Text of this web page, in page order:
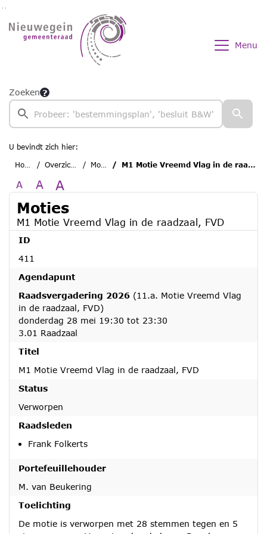
Ga naar de inhoud van deze pagina
Menu
Zoeken
U bevindt zich hier:
Home
Overzichten Moties M1 Motie Vreemd Vlag in de raadzaal, FVD
A A A
Moties
M1 Motie Vreemd Vlag in de raadzaal, FVD
ID
411
Agendapunt
Raadsvergadering 2026 (11.a. Motie Vreemd Vlag
in de raadzaal, FVD)
donderdag 28 mei 19:30 tot 23:30
3.01 Raadzaal
Titel
M1 Motie Vreemd Vlag in de raadzaal, FVD
Status
Verworpen
Raadsleden
Frank Folkerts
Portefeuillehouder
M. van Beukering
Toelichting
De motie is verworpen met 28 stemmen tegen en 5